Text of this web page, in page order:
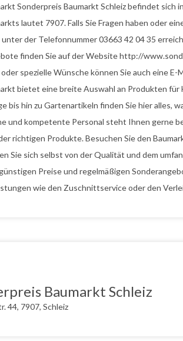
Sonderpreis Baumarkt Schleiz befindet sich
lautet 7907. Falls Sie Fragen haben oder
unter der Telefonnummer 03663 42 04 35
finden Sie auf der Website http://
spezielle Wünsche können Sie auch eine
bietet eine breite Auswahl an Produkten
bis hin zu Gartenartikeln finden Sie hier alles,
und kompetente Personal steht Ihnen gerne
richtigen Produkte. Besuchen Sie den
Sie sich selbst von der Qualität und dem
Preise und regelmäßigen
wie den Zuschnittservice oder den
Baumarkt Schleiz
44, 7907, Schleiz